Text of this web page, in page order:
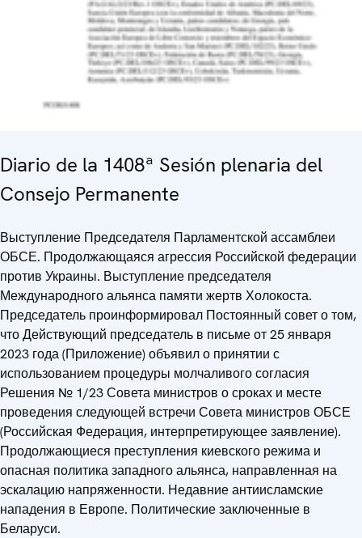
Diario de la 1408ª Sesión plenaria del
Consejo Permanente
Выступление Председателя Парламентской ассамблеи
ОБСЕ. Продолжающаяся агрессия Российской федерации
против Украины. Выступление председателя
Международного альянса памяти жертв Холокоста.
Председатель проинформировал Постоянный совет о том,
что Действующий председатель в письме от 25 января
2023 года (Приложение) объявил о принятии с
использованием процедуры молчаливого согласия
Решения № 1/23 Совета министров о сроках и месте
проведения следующей встречи Совета министров ОБСЕ
(Российская Федерация, интерпретирующее заявление).
Продолжающиеся преступления киевского режима и
опасная политика западного альянса, направленная на
эскалацию напряженности. Недавние антиисламские
нападения в Европе. Политические заключенные в
Беларуси.